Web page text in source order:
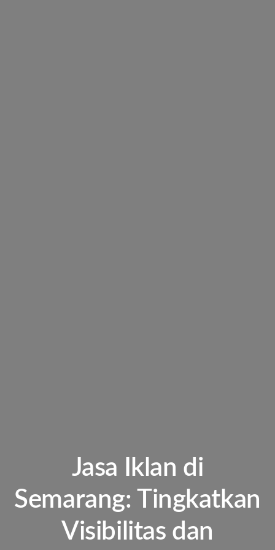
Jasa Iklan di
Semarang: Tingkatkan
Visibilitas dan